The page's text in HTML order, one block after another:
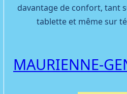
davantage de confort, tant
tablette et même sur
MAURIENNE-